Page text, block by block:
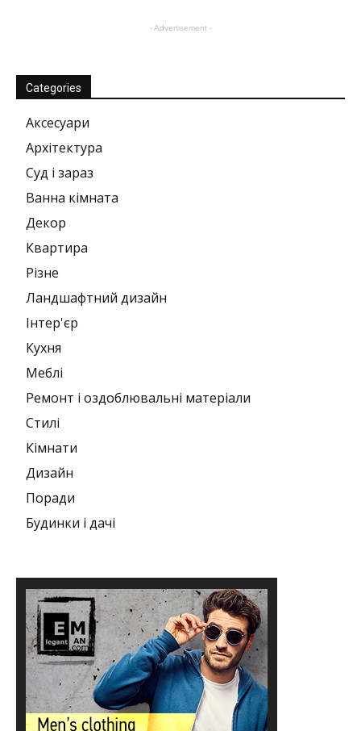
- Advertisement -
Categories
Аксесуари
Архітектура
Суд і зараз
Ванна кімната
Декор
Квартира
Різне
Ландшафтний дизайн
Інтер'єр
Кухня
Меблі
Ремонт і оздоблювальні матеріали
Стилі
Кімнати
Дизайн
Поради
Будинки і дачі